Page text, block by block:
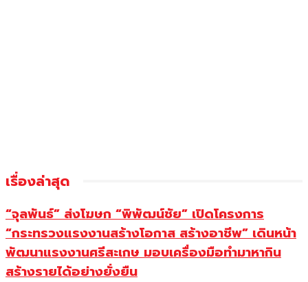
เรื่องล่าสุด
“จุลพันธ์” ส่งโฆษก “พิพัฒน์ชัย” เปิดโครงการ
“กระทรวงแรงงานสร้างโอกาส สร้างอาชีพ” เดินหน้า
พัฒนาแรงงานศรีสะเกษ มอบเครื่องมือทำมาหากิน
สร้างรายได้อย่างยั่งยืน